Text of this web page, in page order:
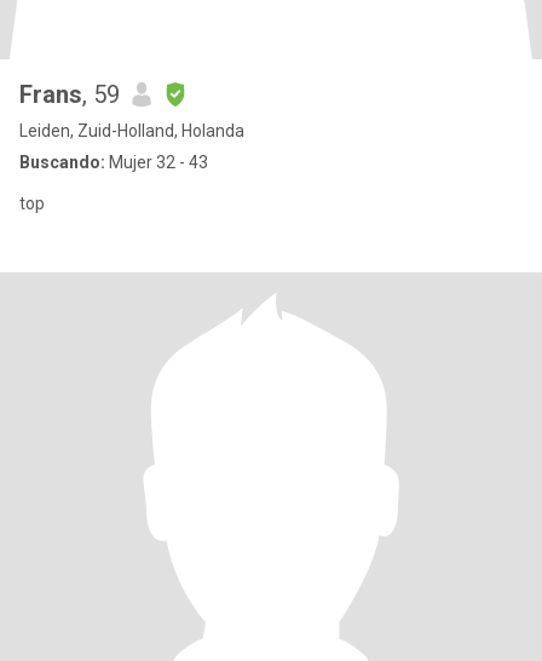
Frans, 59
Leiden, Zuid-Holland, Holanda
Buscando: Mujer 32 - 43
top